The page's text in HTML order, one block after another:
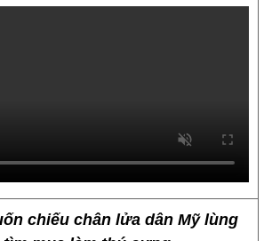
cưng chính là cuốn chiếu Nam Phi
con trưởng thành có thể lên tới